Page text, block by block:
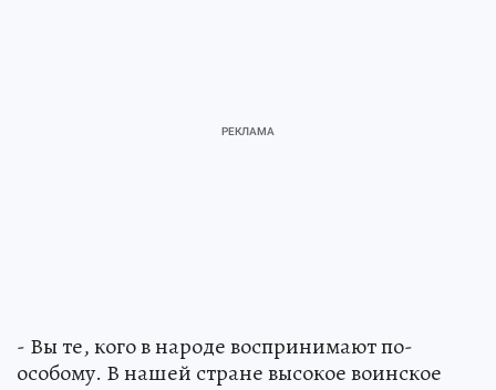
- Вы те, кого в народе воспринимают по-
особому. В нашей стране высокое воинское